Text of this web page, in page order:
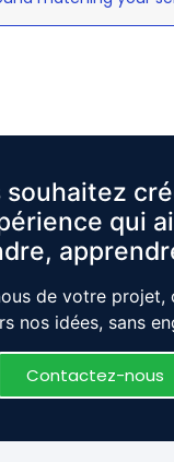
souhaitez
qui
de votre projet,
nos idées, sans
Contactez-nous